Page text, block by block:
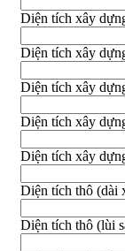
Diện tích xây
Diện tích xây
Diện tích xây
Diện tích xây
Diện tích xây
Diện tích thô (dài
Diện tích thô (lùi